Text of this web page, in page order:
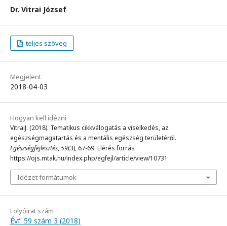
Dr. Vitrai József
teljes szöveg
Megjelent
2018-04-03
Hogyan kell idézni
VitraiJ. (2018). Tematikus cikkválogatás a viselkedés, az
egészségmagatartás és a mentális egészség területéről.
Egészségfejlesztés,59(3), 67-69. Elérés forrás
https://ojs.mtak.hu/index.php/egfejl/article/view/10731
Idézet formátumok
Folyóirat szám
Évf. 59 szám 3 (2018)